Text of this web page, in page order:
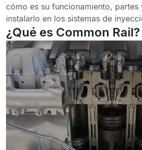
cómo es su funcionamiento, partes
instalarlo en los sistemas de
¿Qué es Common Rail?